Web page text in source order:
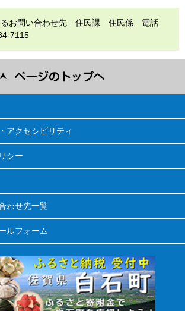
るお問い合わせ先 住民課 住民係 電話
7115
アクセシビリティ
シー
わせ先一覧
ルフォーム